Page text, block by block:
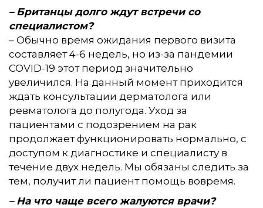
– Британцы долго ждут встречи со
специалистом?
– Обычно время ожидания первого визита
составляет 4-6 недель, но из-за пандемии
COVID-19 этот период значительно
увеличился. На данный момент приходится
ждать консультации дерматолога или
ревматолога до полугода. Уход за
пациентами с подозрением на рак
продолжает функционировать нормально, с
доступом к диагностике и специалисту в
течение двух недель. Мы обязаны следить за
тем, получит ли пациент помощь вовремя.
– На что чаще всего жалуются врачи?